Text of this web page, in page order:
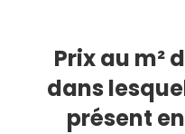
Prix au m²
dans
présent en